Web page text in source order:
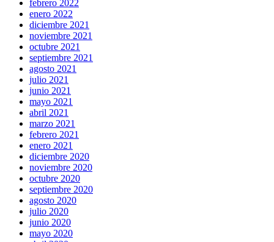
febrero 2022
enero 2022
diciembre 2021
noviembre 2021
octubre 2021
septiembre 2021
agosto 2021
julio 2021
junio 2021
mayo 2021
abril 2021
marzo 2021
febrero 2021
enero 2021
diciembre 2020
noviembre 2020
octubre 2020
septiembre 2020
agosto 2020
julio 2020
junio 2020
mayo 2020